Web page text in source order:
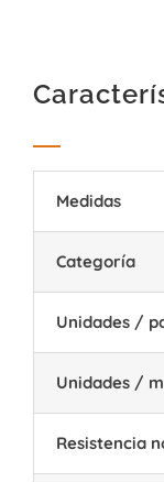
Medidas
Categoría
Unidades /
Unidades /
Resistencia